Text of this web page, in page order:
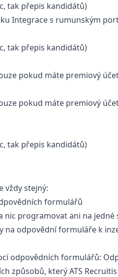
tak přepis kandidátů)
Integrace s rumunským
tak přepis kandidátů)
pokud máte premiový
pokud máte premiový
tak přepis kandidátů)
vždy stejný:
formulářů
nic programovat ani na jedné
na odpovědní formuláře k
odpovědních formulářů:
způsobů, který ATS